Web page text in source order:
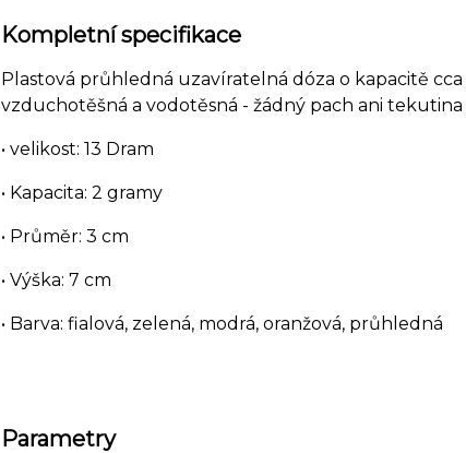
Kompletní specifikace
Plastová průhledná uzavíratelná dóza o kapacitě
vzduchotěšná a vodotěsná - žádný pach ani
• velikost: 13 Dram
• Kapacita: 2 gramy
• Průměr: 3 cm
• Výška: 7 cm
• Barva: fialová, zelená, modrá, oranžová, průhledná
Parametry